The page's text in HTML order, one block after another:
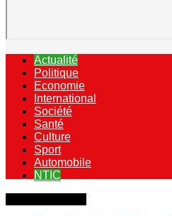
Actualité
Politique
Economie
International
Société
Santé
Culture
Sport
Automobile
NTIC